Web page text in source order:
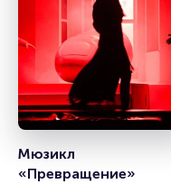
Мюзикл
«Превращение»